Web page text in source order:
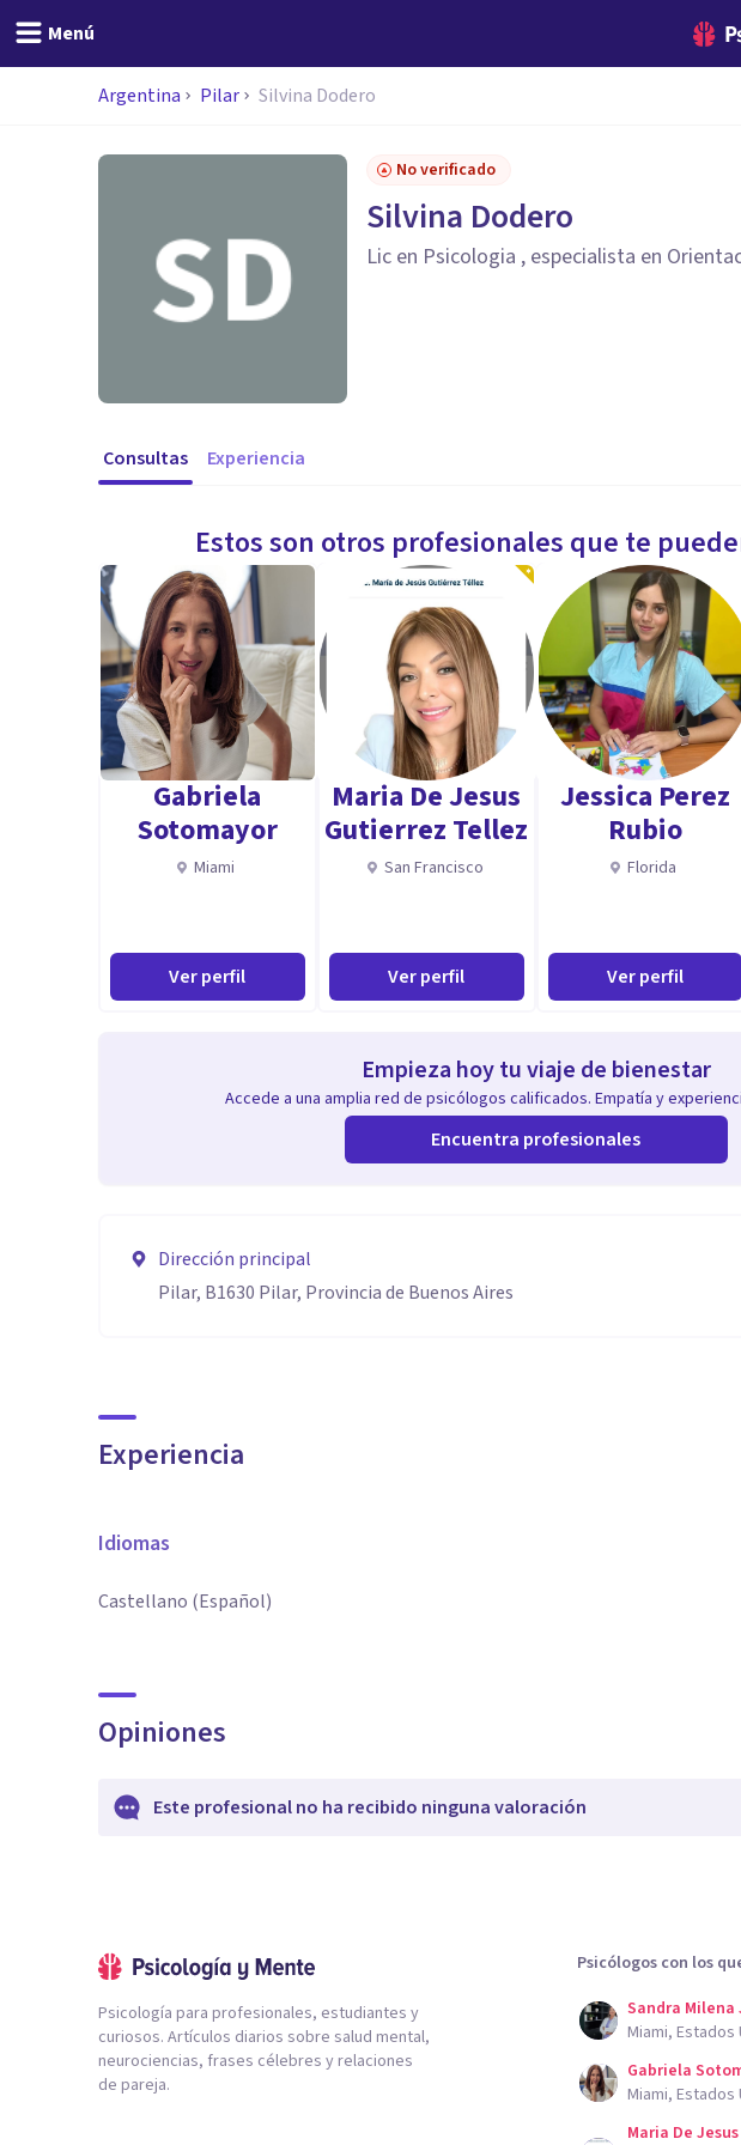
Menú
Argentina Pilar Silvina Dodero
No verificado
Silvina Dodero
Lic en Psicologia , especialista en
Consultas Experiencia
Estos son otros profesionales que te
Gabriela
Sotomayor
Miami
Ver perfil
Maria De Jesus
Gutierrez Tellez
San Francisco
Ver perfil
Jessica Perez
Rubio
Florida
Ver perfil
Empieza hoy tu viaje de bienestar
Accede a una amplia red de psicólogos calificados. Empatía y
Encuentra profesionales
Dirección principal
Pilar, B1630 Pilar, Provincia de Buenos Aires
Experiencia
Idiomas
Castellano (Español)
Opiniones
Este profesional no ha recibido ninguna valoración
Psicología para profesionales, estudiantes y
curiosos. Artículos diarios sobre salud mental,
neurociencias, frases célebres y relaciones
de pareja.
Psicólogos con los
Sandra Milena
Miami, Estados
Gabriela
Miami, Estados
Maria De